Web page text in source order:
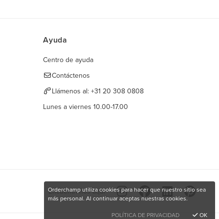
Ayuda
Centro de ayuda
Contáctenos
Llámenos al: +31 20 308 0808
Lunes a viernes 10.00-17.00
Encuéntranos aquí
Orderchamp utiliza cookies para hacer que nuestro sitio sea
más personal. Al continuar aceptas nuestras cookies.
POLÍTICA DE PRIVACIDAD
OK